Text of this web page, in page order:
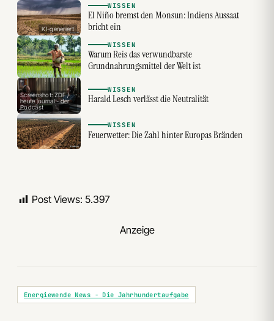
KI-generiert
WISSEN
El Niño bremst den Monsun: Indiens Aussaat
bricht ein
WISSEN
Warum Reis das verwundbarste
Grundnahrungsmittel der Welt ist
Screenshot: ZDF /
heute journal - der
Podcast
WISSEN
Harald Lesch verlässt die Neutralität
WISSEN
Feuerwetter: Die Zahl hinter Europas Bränden
Post Views: 5.397
Anzeige
Energiewende News - Die Jahrhundertaufgabe